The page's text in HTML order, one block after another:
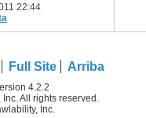
22:44
Full Site Arriba
4.2.2
All rights reserved.
Inc.